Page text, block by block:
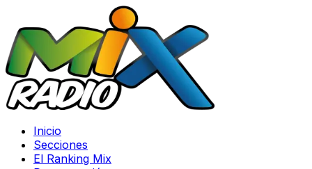
Inicio
Secciones
El Ranking Mix